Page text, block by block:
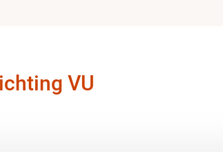
VU